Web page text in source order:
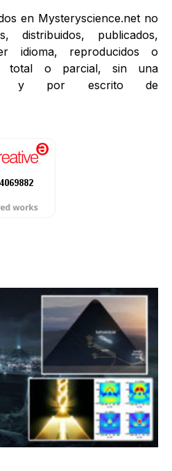
en Mysteryscience.net no
distribuidos, publicados,
idioma, reproducidos o
total o parcial, sin una
y por escrito de